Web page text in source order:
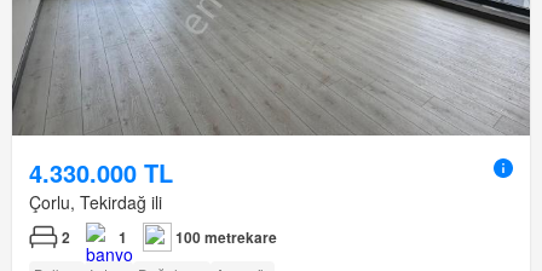
4.330.000 TL
Çorlu, Tekirdağ ili
2 1 100 metrekare